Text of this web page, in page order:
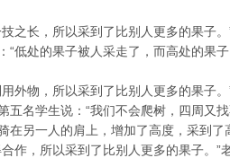
之长，所以采到了比别人更多的果子。
“低处的果子被人采走了，而高处的果
外物，所以采到了比别人更多的果子。
五名学生说：“我们不会爬树，四周又
在另一人的肩上，增加了高度，采到了
作，所以采到了比别人更多的果子。”